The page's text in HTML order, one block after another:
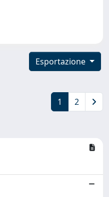
Esportazione
1 2